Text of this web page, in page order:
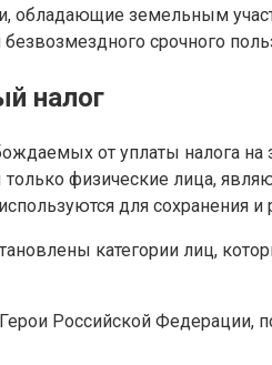
обладающие земельным
срочного
налог
от уплаты налога
физические лица,
для сохранения
категории лиц,
Российской